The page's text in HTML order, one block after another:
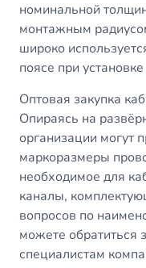
номинальной
монтажным
широко
поясе при
Оптовая закупка
Опираясь на
организации могут
маркоразмеры
необходимое для
каналы,
вопросов по
можете обратиться
специалистам